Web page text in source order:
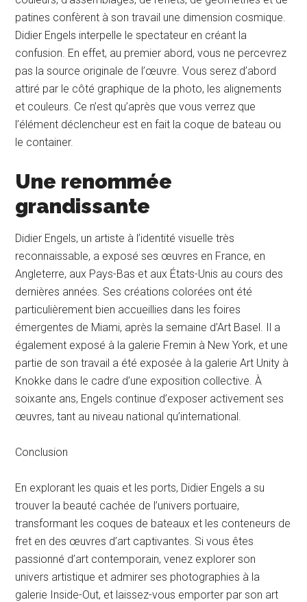
patines confèrent à son travail une dimension cosmique.
Didier Engels interpelle le spectateur en créant la
confusion. En effet, au premier abord, vous ne percevrez
pas la source originale de l’œuvre. Vous serez d’abord
attiré par le côté graphique de la photo, les alignements
et couleurs. Ce n’est qu’après que vous verrez que
l’élément déclencheur est en fait la coque de bateau ou
le container.
Une renommée
grandissante
Didier Engels, un artiste à l’identité visuelle très
reconnaissable, a exposé ses œuvres en France, en
Angleterre, aux Pays-Bas et aux États-Unis au cours des
dernières années. Ses créations colorées ont été
particulièrement bien accueillies dans les foires
émergentes de Miami, après la semaine d’Art Basel. Il a
également exposé à la galerie Fremin à New York, et une
partie de son travail a été exposée à la galerie Art Unity à
Knokke dans le cadre d’une exposition collective. À
soixante ans, Engels continue d’exposer activement ses
œuvres, tant au niveau national qu’international.
Conclusion
En explorant les quais et les ports, Didier Engels a su
trouver la beauté cachée de l’univers portuaire,
transformant les coques de bateaux et les conteneurs de
fret en des œuvres d’art captivantes. Si vous êtes
passionné d’art contemporain, venez explorer son
univers artistique et admirer ses photographies à la
galerie Inside-Out, et laissez-vous emporter par son art